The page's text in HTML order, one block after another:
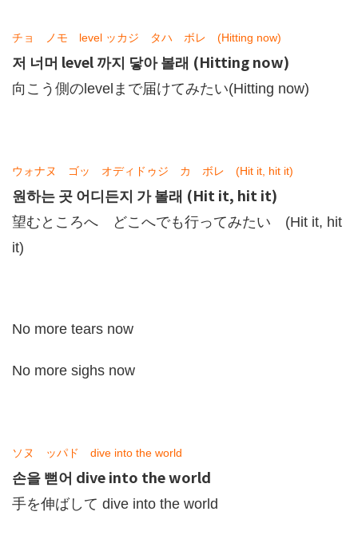
チョ ノモ level ッカジ タハ ボレ (Hitting now)
저 너머 level 까지 닿아 볼래 (Hitting now)
向こう側のlevelまで届けてみたい(Hitting now)
ウォナヌ ゴッ オディドゥジ カ ボレ (Hit it, hit it)
원하는 곳 어디든지 가 볼래 (Hit it, hit it)
望むところへ どこへでも行ってみたい (Hit it, hit
it)
No more tears now
No more sighs now
ソヌ ッパド dive into the world
손을 뻗어 dive into the world
手を伸ばして dive into the world